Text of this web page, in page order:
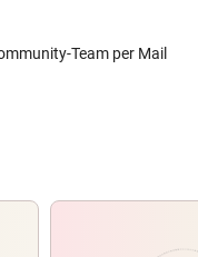
Team per Mail